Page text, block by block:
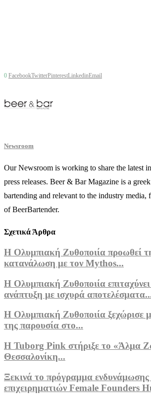
0 FacebookTwitterPinterestLinkedinEmail
Newsroom
Our Newsroom is working to share the latest
press releases. Beer & Bar Magazine is a
bartending and relevant to the industry media,
of BeerBartender.
Σχετικά Άρθρα
Η Ολυμπιακή Ζυθοποιία προωθεί
κατανάλωση με τον Mythos...
Η Ολυμπιακή Ζυθοποιία
ανάπτυξη με ισχυρά
Η Ολυμπιακή Ζυθοποιία ξεχώρισε
της παρουσία στο...
Η Tuborg Pink στήριξε το «Άλμα
Θεσσαλονίκη...
Ξεκινά το πρόγραμμα ενδυνάμωσης
επιχειρηματιών Female Founders